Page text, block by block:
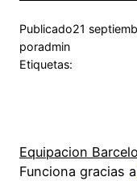
Publicado21
poradmin
Etiquetas:
Equipacion
Funciona gracias a